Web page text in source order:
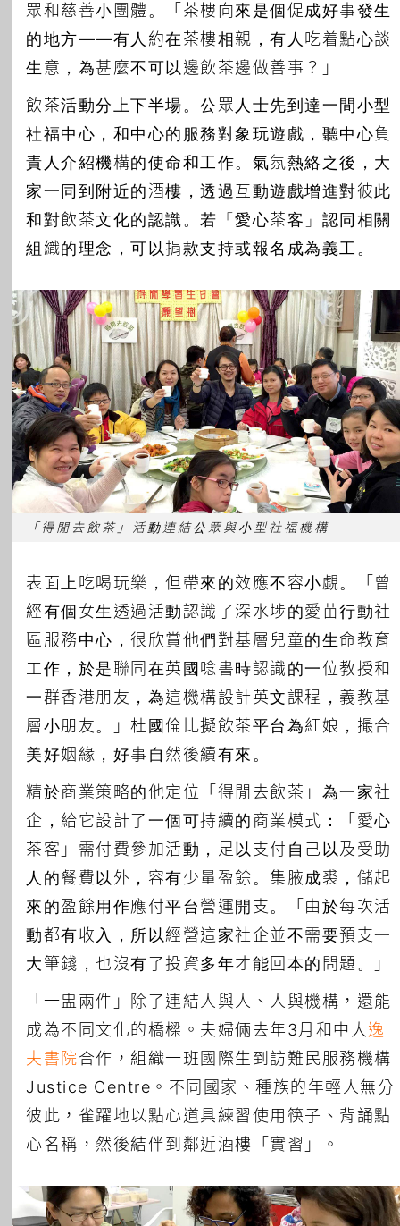
眾和慈善小團體。「茶樓向來是個促成好事發生
的地方——有人約在茶樓相親，有人吃着點心談
生意，為甚麼不可以邊飲茶邊做善事？」
飲茶活動分上下半場。公眾人士先到達一間小型
社福中心，和中心的服務對象玩遊戲，聽中心負
責人介紹機構的使命和工作。氣氛熱絡之後，大
家一同到附近的酒樓，透過互動遊戲增進對彼此
和對飲茶文化的認識。若「愛心茶客」認同相關
組織的理念，可以捐款支持或報名成為義工。
「得閒去飲茶」活動連結公眾與小型社福機構
表面上吃喝玩樂，但帶來的效應不容小覷。「曾
經有個女生透過活動認識了深水埗的愛苗行動社
區服務中心，很欣賞他們對基層兒童的生命教育
工作，於是聯同在英國唸書時認識的一位教授和
一群香港朋友，為這機構設計英文課程，義教基
層小朋友。」杜國倫比擬飲茶平台為紅娘，撮合
美好姻緣，好事自然後續有來。
精於商業策略的他定位「得閒去飲茶」為一家社
企，給它設計了一個可持續的商業模式：「愛心
茶客」需付費參加活動，足以支付自己以及受助
人的餐費以外，容有少量盈餘。集腋成裘，儲起
來的盈餘用作應付平台營運開支。「由於每次活
動都有收入，所以經營這家社企並不需要預支一
大筆錢，也沒有了投資多年才能回本的問題。」
「一盅兩件」除了連結人與人、人與機構，還能
成為不同文化的橋樑。夫婦倆去年3月和中大逸
夫書院合作，組織一班國際生到訪難民服務機構
Justice Centre。不同國家、種族的年輕人無分
彼此，雀躍地以點心道具練習使用筷子、背誦點
心名稱，然後結伴到鄰近酒樓「實習」。